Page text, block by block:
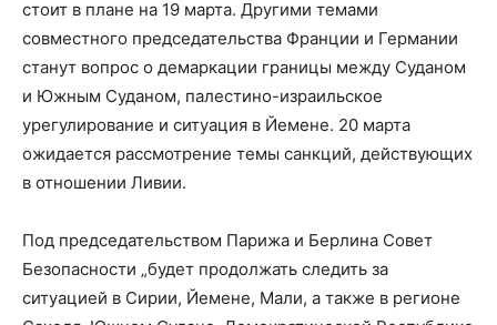
стоит в плане на 19 марта. Другими темами
совместного председательства Франции и Германии
станут вопрос о демаркации границы между Суданом
и Южным Суданом, палестино-израильское
урегулирование и ситуация в Йемене. 20 марта
ожидается рассмотрение темы санкций, действующих
в отношении Ливии.
Под председательством Парижа и Берлина Совет
Безопасности „будет продолжать следить за
ситуацией в Сирии, Йемене, Мали, а также в регионе